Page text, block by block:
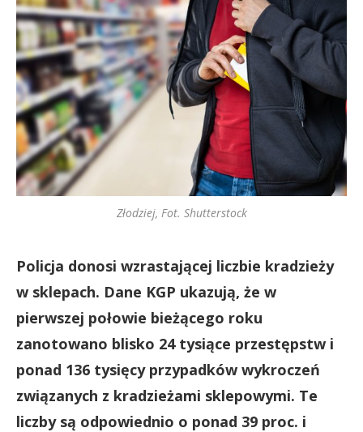
Złodziej, Fot. Shutterstock
Policja donosi wzrastającej liczbie kradzieży
w sklepach. Dane KGP ukazują, że w
pierwszej połowie bieżącego roku
zanotowano blisko 24 tysiące przestępstw i
ponad 136 tysięcy przypadków wykroczeń
związanych z kradzieżami sklepowymi. Te
liczby są odpowiednio o ponad 39 proc. i